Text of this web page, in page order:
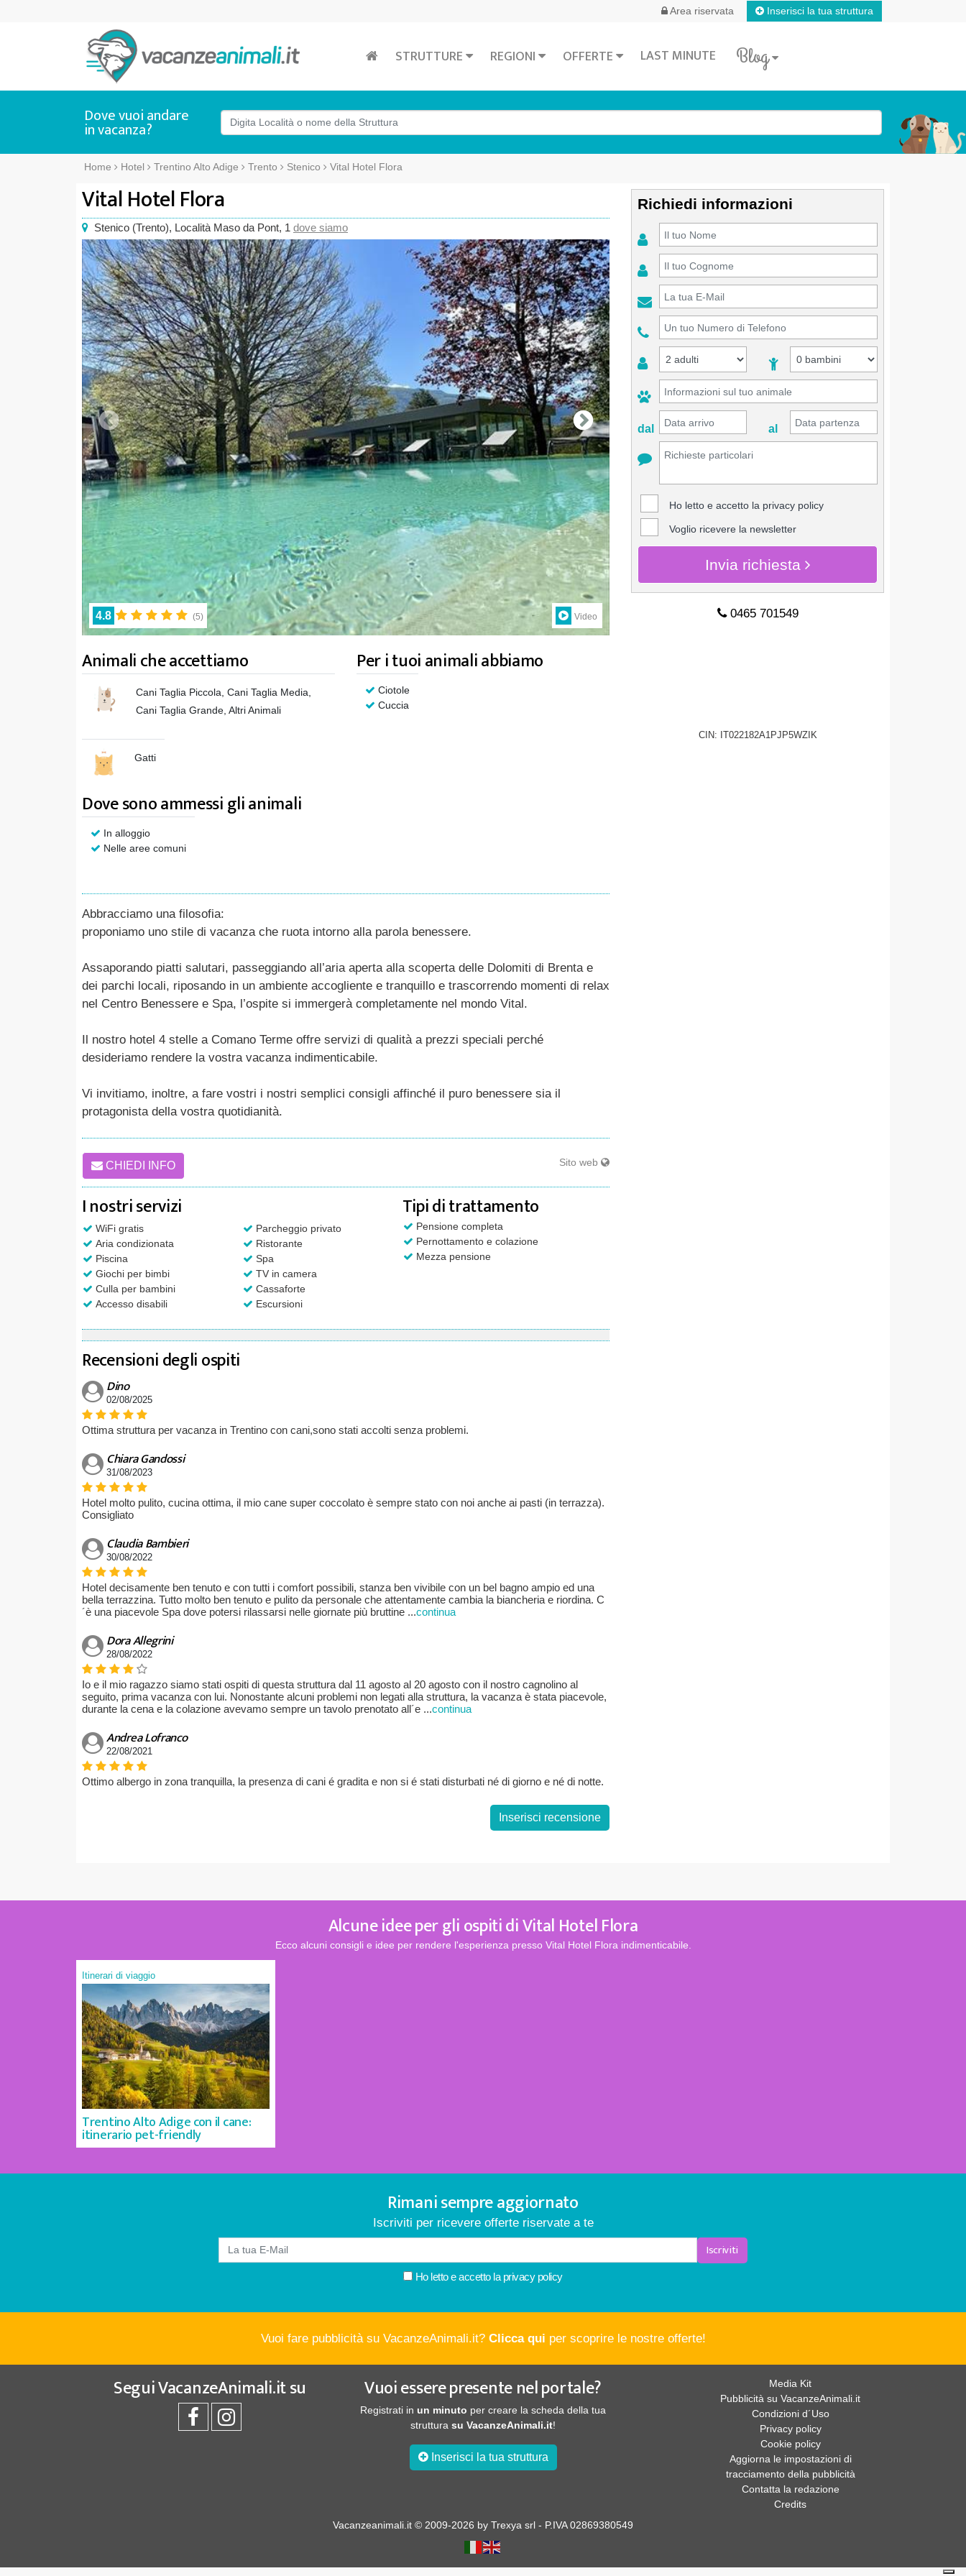
Area riservata Inserisci la tua struttura
STRUTTURE REGIONI OFFERTE LAST MINUTE Blog
Dove vuoi andare
in vacanza?
Home Hotel Trentino Alto Adige Trento Stenico Vital Hotel Flora
Vital Hotel Flora
Stenico (Trento), Località Maso da Pont, 1 dove siamo
4.8 (5) Video
Animali che accettiamo
Cani Taglia Piccola, Cani Taglia Media,
Cani Taglia Grande, Altri Animali
Gatti
Per i tuoi animali abbiamo
Ciotole
Cuccia
Dove sono ammessi gli animali
In alloggio
Nelle aree comuni
Abbracciamo una filosofia:
proponiamo uno stile di vacanza che ruota intorno alla parola benessere.
Assaporando piatti salutari, passeggiando all’aria aperta alla scoperta delle Dolomiti di Brenta e
dei parchi locali, riposando in un ambiente accogliente e tranquillo e trascorrendo momenti di relax
nel Centro Benessere e Spa, l’ospite si immergerà completamente nel mondo Vital.
Il nostro hotel 4 stelle a Comano Terme offre servizi di qualità a prezzi speciali perché
desideriamo rendere la vostra vacanza indimenticabile.
Vi invitiamo, inoltre, a fare vostri i nostri semplici consigli affinché il puro benessere sia il
protagonista della vostra quotidianità.
CHIEDI INFO Sito web
I nostri servizi
WiFi gratis
Parcheggio privato
Aria condizionata
Ristorante
Piscina
Spa
Giochi per bimbi
TV in camera
Culla per bambini
Cassaforte
Accesso disabili
Escursioni
Tipi di trattamento
Pensione completa
Pernottamento e colazione
Mezza pensione
Recensioni degli ospiti
Dino
02/08/2025
Ottima struttura per vacanza in Trentino con cani,sono stati accolti senza problemi.
Chiara Gandossi
31/08/2023
Hotel molto pulito, cucina ottima, il mio cane super coccolato è sempre stato con noi anche ai pasti (in terrazza).
Consigliato
Claudia Bambieri
30/08/2022
Hotel decisamente ben tenuto e con tutti i comfort possibili, stanza ben vivibile con un bel bagno ampio ed una
bella terrazzina. Tutto molto ben tenuto e pulito da personale che attentamente cambia la biancheria e riordina. C
´è una piacevole Spa dove potersi rilassarsi nelle giornate più bruttine ...continua
Dora Allegrini
28/08/2022
Io e il mio ragazzo siamo stati ospiti di questa struttura dal 11 agosto al 20 agosto con il nostro cagnolino al
seguito, prima vacanza con lui. Nonostante alcuni problemi non legati alla struttura, la vacanza è stata piacevole,
durante la cena e la colazione avevamo sempre un tavolo prenotato all´e ...continua
Andrea Lofranco
22/08/2021
Ottimo albergo in zona tranquilla, la presenza di cani é gradita e non si é stati disturbati né di giorno e né di notte.
Inserisci recensione
Richiedi informazioni
dal al
Ho letto e accetto la privacy policy
Voglio ricevere la newsletter
Invia richiesta
0465 701549
CIN: IT022182A1PJP5WZIK
Alcune idee per gli ospiti di Vital Hotel Flora
Ecco alcuni consigli e idee per rendere l'esperienza presso Vital Hotel Flora indimenticabile.
Itinerari di viaggio
Trentino Alto Adige con il cane:
itinerario pet-friendly
Rimani sempre aggiornato
Iscriviti per ricevere offerte riservate a te
Iscriviti
Ho letto e accetto la privacy policy
Vuoi fare pubblicità su VacanzeAnimali.it? Clicca qui per scoprire le nostre offerte!
SeguiVacanzeAnimali.itsu Vuoi essere presente nel portale?
Registrati in un minuto per creare la scheda della tua
struttura su VacanzeAnimali.it!
Inserisci la tua struttura
Media Kit
Pubblicità su VacanzeAnimali.it
Condizioni d´Uso
Privacy policy
Cookie policy
Aggiorna le impostazioni di
tracciamento della pubblicità
Contatta la redazione
Credits
Vacanzeanimali.it © 2009-2026 by Trexya srl - P.IVA 02869380549